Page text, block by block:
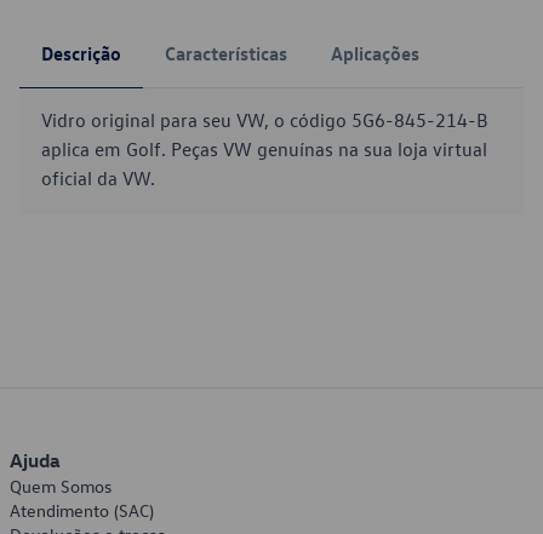
Descrição Características Aplicações
Vidro original para seu VW, o código 5G6-845-214-B
aplica em Golf. Peças VW genuínas na sua loja virtual
oficial da VW.
Ajuda
Quem Somos
Atendimento (SAC)